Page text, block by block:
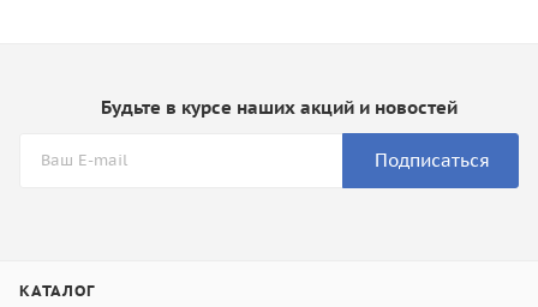
Будьте в курсе наших акций и новостей
Подписаться
КАТАЛОГ